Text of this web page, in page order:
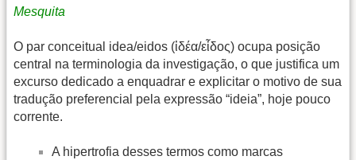
Mesquita
O par conceitual idea/eidos (ἰδέα/εἶδος) ocupa posição
central na terminologia da investigação, o que justifica um
excurso dedicado a enquadrar e explicitar o motivo de sua
tradução preferencial pela expressão “ideia”, hoje pouco
corrente.
A hipertrofia desses termos como marcas